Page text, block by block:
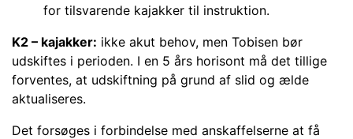
for tilsvarende kajakker til instruktion.
K2 – kajakker: ikke akut behov, men Tobisen bør
udskiftes i perioden. I en 5 års horisont må det tillige
forventes, at udskiftning på grund af slid og ælde
aktualiseres.
Det forsøges i forbindelse med anskaffelserne at få